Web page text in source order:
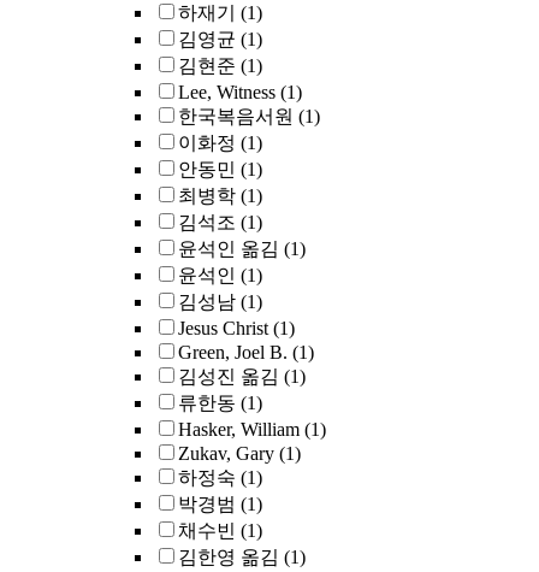
하재기
(1)
김영균 (1)
김현준 (1)
Lee, Witness (1)
한국복음서원 (1)
이화정 (1)
안동민 (1)
최병학 (1)
김석조 (1)
윤석인 옮김 (1)
윤석인 (1)
김성남 (1)
Jesus Christ (1)
Green, Joel B. (1)
김성진 옮김 (1)
류한동 (1)
Hasker, William (1)
Zukav, Gary (1)
하정숙 (1)
박경범 (1)
채수빈 (1)
김한영 옮김 (1)